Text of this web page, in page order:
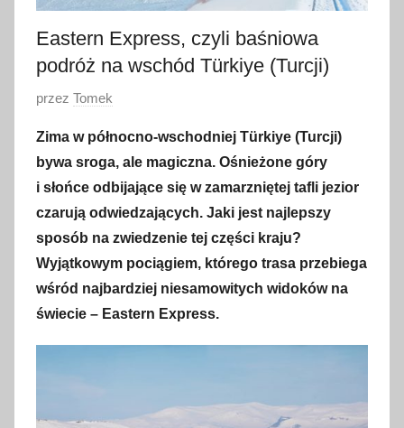
Eastern Express, czyli baśniowa
podróż na wschód Türkiye (Turcji)
O
u
b
l
i
k
o
w
a
przez Tomek
Zima w północno-wschodniej Türkiye (Turcji)
bywa sroga, ale magiczna. Ośnieżone góry
i słońce odbijające się w zamarzniętej tafli jezior
czarują odwiedzających. Jaki jest najlepszy
sposób na zwiedzenie tej części kraju?
Wyjątkowym pociągiem, którego trasa przebiega
wśród najbardziej niesamowitych widoków na
świecie – Eastern Express.